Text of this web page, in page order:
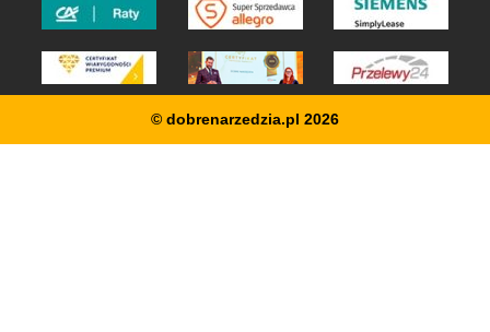
© dobrenarzedzia.pl 2026